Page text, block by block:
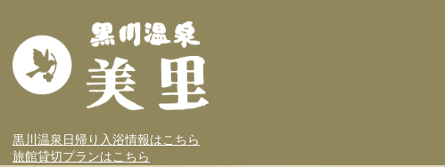
黒川温泉日帰り入浴情報はこちら
旅館貸切プランはこちら